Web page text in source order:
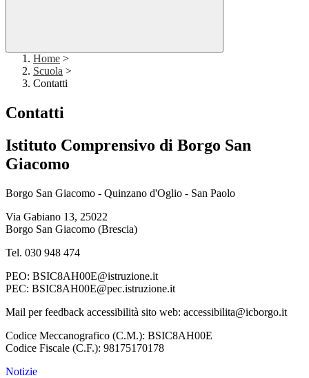
Home >
Scuola >
Contatti
Contatti
Istituto Comprensivo di Borgo San
Giacomo
Borgo San Giacomo - Quinzano d'Oglio - San Paolo
Via Gabiano 13, 25022
Borgo San Giacomo (Brescia)
Tel. 030 948 474
PEO: BSIC8AH00E@istruzione.it
PEC: BSIC8AH00E@pec.istruzione.it
Mail per feedback accessibilità sito web: accessibilita@icborgo.it
Codice Meccanografico (C.M.): BSIC8AH00E
Codice Fiscale (C.F.): 98175170178
Notizie